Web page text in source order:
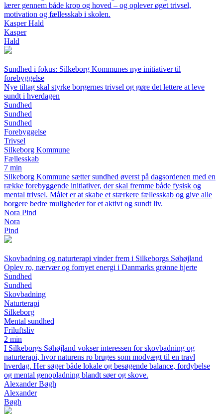
lærer gennem både krop og hoved – og oplever øget trivsel,
motivation og fællesskab i skolen.
Kasper Hald
Kasper
Hald
Sundhed i fokus: Silkeborg Kommunes nye initiativer til
forebyggelse
Nye tiltag skal styrke borgernes trivsel og gøre det lettere at leve
sundt i hverdagen
Sundhed
Sundhed
Sundhed
Forebyggelse
Trivsel
Silkeborg Kommune
Fællesskab
7 min
Silkeborg Kommune sætter sundhed øverst på dagsordenen med en
række forebyggende initiativer, der skal fremme både fysisk og
mental trivsel. Målet er at skabe et stærkere fællesskab og give alle
borgere bedre muligheder for et aktivt og sundt liv.
Nora Pind
Nora
Pind
Skovbadning og naturterapi vinder frem i Silkeborgs Søhøjland
Oplev ro, nærvær og fornyet energi i Danmarks grønne hjerte
Sundhed
Sundhed
Skovbadning
Naturterapi
Silkeborg
Mental sundhed
Friluftsliv
2 min
I Silkeborgs Søhøjland vokser interessen for skovbadning og
naturterapi, hvor naturens ro bruges som modvægt til en travl
hverdag. Her søger både lokale og besøgende balance, fordybelse
og mental genopladning blandt søer og skove.
Alexander Bøgh
Alexander
Bøgh